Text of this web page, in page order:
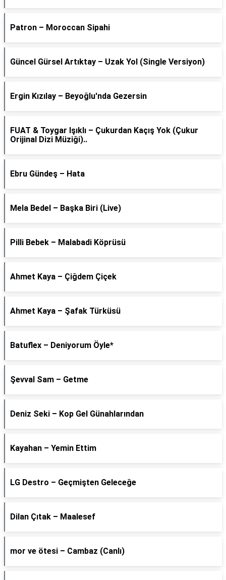
Patron – Moroccan Sipahi
Güncel Gürsel Artıktay – Uzak Yol (Single Versiyon)
Ergin Kızılay – Beyoğlu'nda Gezersin
FUAT & Toygar Işıklı – Çukurdan Kaçış Yok (Çukur
Orijinal Dizi Müziği)..
Ebru Gündeş – Hata
Mela Bedel – Başka Biri (Live)
Pilli Bebek – Malabadi Köprüsü
Ahmet Kaya – Çiğdem Çiçek
Ahmet Kaya – Şafak Türküsü
Batuflex – Deniyorum Öyle*
Şevval Sam – Getme
Deniz Seki – Kop Gel Günahlarından
Kayahan – Yemin Ettim
LG Destro – Geçmişten Geleceğe
Dilan Çıtak – Maalesef
​mor ve ötesi – Cambaz (Canlı)